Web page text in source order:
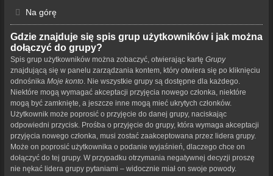
Na górę
Gdzie znajduje się spis grup użytkowników i jak można
dołączyć do grupy?
Spis grup użytkowników można zobaczyć, otwierając kartę Grupy
znajdującą się w panelu zarządzania kontem, który otwiera się po kliknięciu
odnośnika Moje konto . Nie wszystkie grupy są dostępne dla każdego.
Niektóre mogą wymagać akceptacji przyjęcia nowego członka, niektóre
mogą być zamknięte, a jeszcze inne mogą mieć ukrytych członków.
Użytkownik może poprosić o przyjęcie do danej grupy, naciskając
odpowiedni przycisk. Prośba o przyjęcie do grupy, która wymaga akceptacji
przyjęcia nowego członka, musi zostać zaakceptowana przez lidera grupy.
Może on poprosić użytkownika o podanie wyjaśnień, dlaczego chce on
dołączyć do tej grupy. W przypadku otrzymania negatywnej decyzji proszę
nie nękać lidera grupy pytaniami – widocznie miał on swoje powody.